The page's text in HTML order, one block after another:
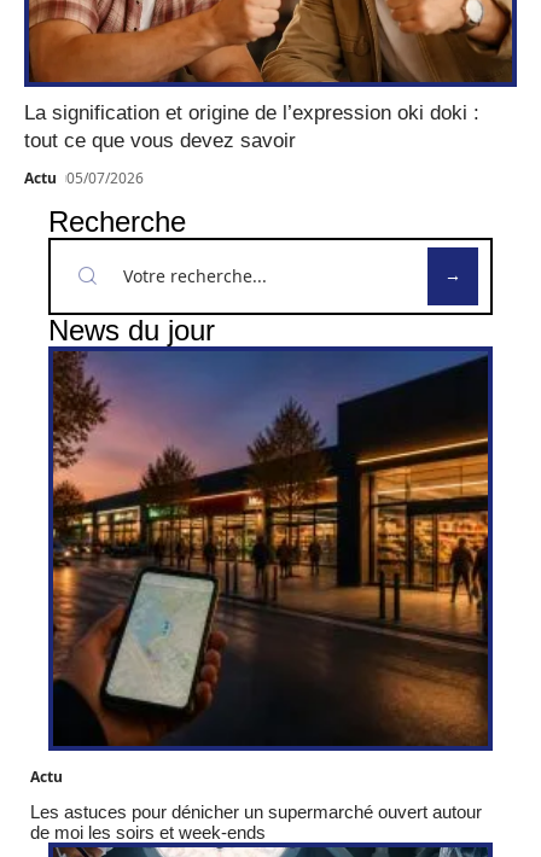
La signification et origine de l’expression oki doki :
tout ce que vous devez savoir
Actu 05/07/2026
Recherche
News du jour
Actu
Les astuces pour dénicher un supermarché ouvert autour
de moi les soirs et week-ends